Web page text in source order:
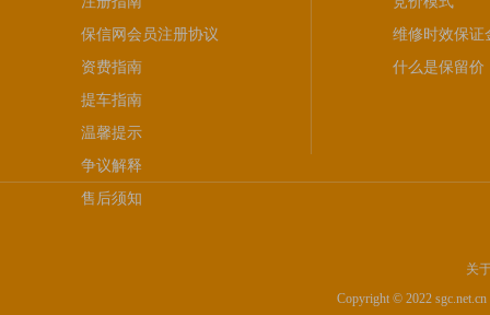
保信网会员注册协议
资费指南
提车指南
温馨提示
争议解释
售后须知
维修时效保证
什么是保留价
关
Copyright © 2022